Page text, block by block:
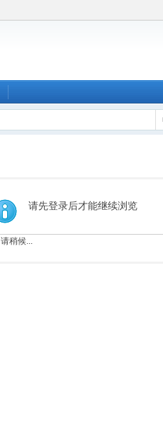
请先登录后才能继续浏览
请稍候...